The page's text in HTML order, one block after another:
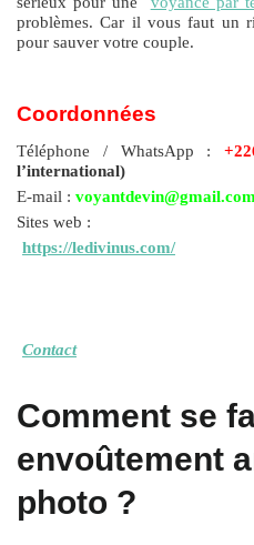
problèmes. Car il vous faut un
pour sauver votre couple.
Coordonnées
Téléphone / WhatsApp :
l’international)
E-mail :
Sites web :
https://ledivinus.com/
Contact
Comment se
envoûtement
photo ?